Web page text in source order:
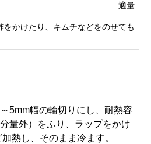
適量
かけたり、キムチなどをのせても
5mm幅の輪切りにし、耐熱容
量外）をふり、ラップをかけ
熱し、そのまま冷ます。